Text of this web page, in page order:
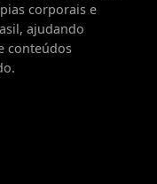
corporais e
ajudando
conteúdos